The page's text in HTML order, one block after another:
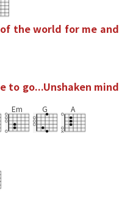
of theworld for me and
e to go...Unshaken mind
Em G A